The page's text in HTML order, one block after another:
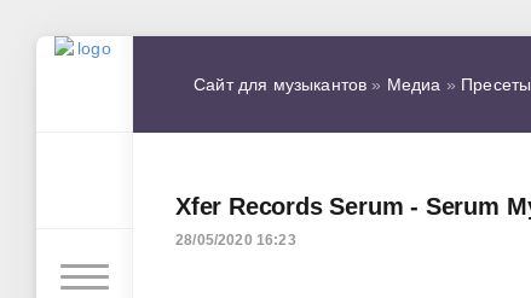
Сайт для музыкантов » Медиа » Пресеты
Xfer Records Serum - Serum
28/05/2020 16:23